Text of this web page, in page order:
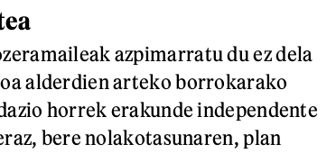
azpimarratu du ez dela
alderdien arteko borrokarako
horrek erakunde independente
bere nolakotasunaren, plan